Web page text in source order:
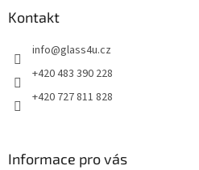
Kontakt
info@glass4u.cz
+420 483 390 228
+420 727 811 828
Informace pro vás